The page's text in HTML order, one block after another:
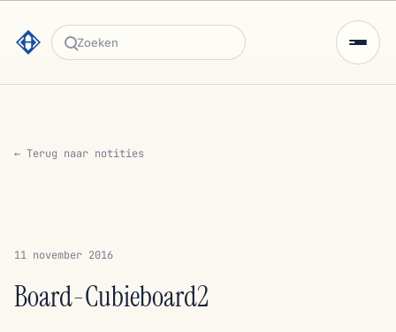
Zoeken
← Terug naar notities
11 november 2016
Board-Cubieboard2